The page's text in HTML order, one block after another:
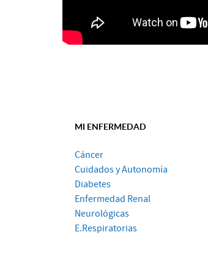
MI ENFERMEDAD
Cáncer
Cuidados y Autonomía
Diabetes
Enfermedad Renal
Neurológicas
E.Respiratorias